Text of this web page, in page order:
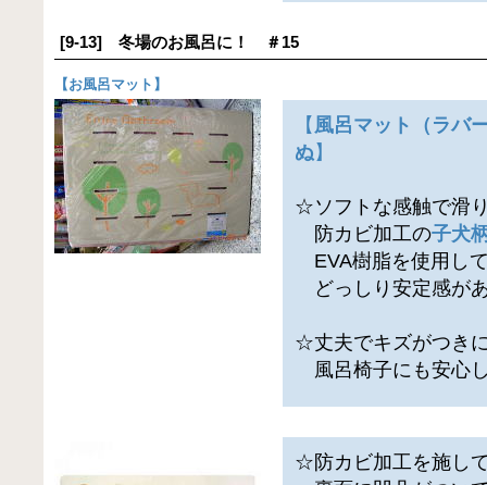
[9-13] 冬場のお風呂に！ ＃15
【 お風呂マット 】
【 風呂マット（ラバ
ぬ 】
☆ソフトな感触で滑
防カビ加工の子犬
EVA樹脂を使用し
どっしり安定感が
☆丈夫でキズがつき
風呂椅子にも安心
☆防カビ加工を施し